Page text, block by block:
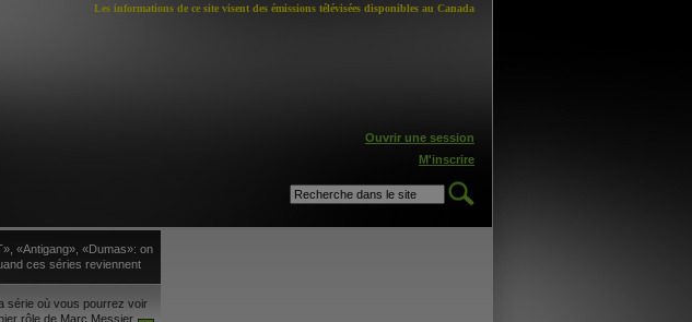
Les informations de ce site visent des émissions télévisées disponibles au Canada
Ouvrir une session
M'inscrire
«Antigang», «Dumas»: on
ces séries reviennent
série où vous pourrez voir
rôle de Marc Messier